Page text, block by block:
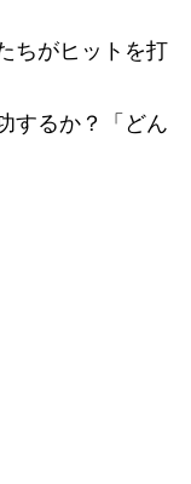
ちがヒットを打
するか？「どん